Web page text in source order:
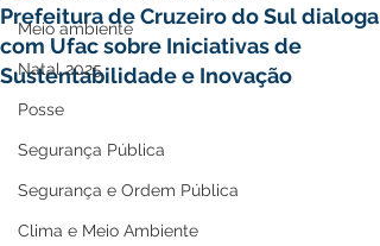
Meio ambiente
Natal 2025
Posse
Segurança Pública
Segurança e Ordem Pública
Clima e Meio Ambiente
Prefeitura de Cruzeiro do Sul dialoga
com Ufac sobre Iniciativas de
Sustentabilidade e Inovação